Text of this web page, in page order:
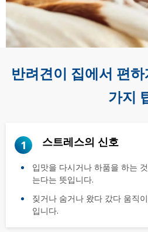
반려견이 집에서 편
가지
1 스트레스의 신호
입맛을 다시거나 하품을 하는
는다는 뜻입니다.
짖거나 숨거나 왔다 갔다 움직
입니다.